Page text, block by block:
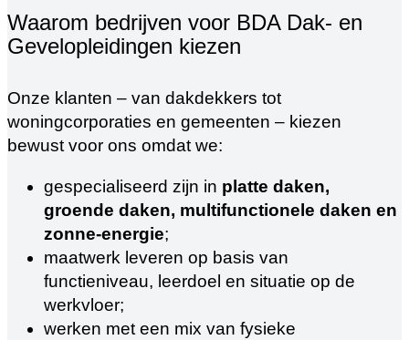
Waarom bedrijven voor BDA Dak- en
Gevelopleidingen kiezen
Onze klanten – van dakdekkers tot
woningcorporaties en gemeenten – kiezen
bewust voor ons omdat we:
gespecialiseerd zijn in platte daken,
groende daken, multifunctionele daken en
zonne-energie;
maatwerk leveren op basis van
functieniveau, leerdoel en situatie op de
werkvloer;
werken met een mix van fysieke